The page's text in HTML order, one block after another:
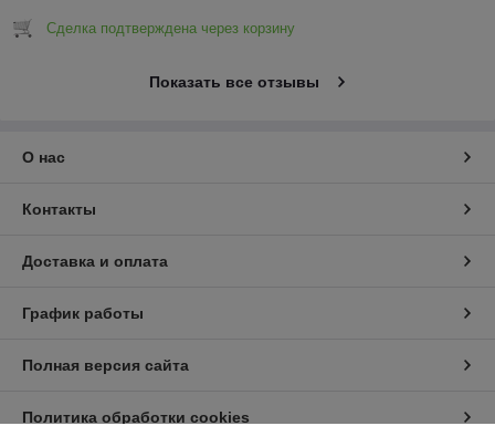
Сделка подтверждена через корзину
Показать все отзывы
О нас
Контакты
Доставка и оплата
График работы
Полная версия сайта
Политика обработки cookies